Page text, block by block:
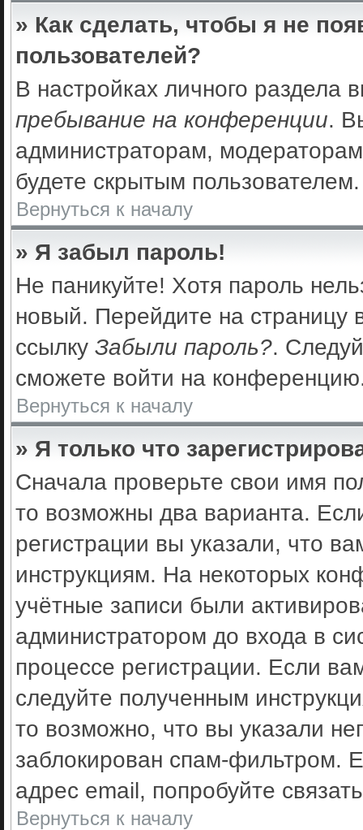
» Как сделать, чтобы я не
пользователей?
В настройках личного раздела
пребывание на конференции.
администраторам,
будете скрытым пользователем.
Вернуться к началу
» Я забыл пароль!
Не паникуйте! Хотя пароль
новый. Перейдите на
ссылку Забыли пароль?.
сможете войти на
Вернуться к началу
» Я только что
Сначала проверьте свои имя
то возможны два варианта.
регистрации вы указали, что
инструкциям. На некоторых
учётные записи были
администратором до входа в
процессе регистрации. Если
следуйте полученным
то возможно, что вы указали
заблокирован спам-фильтром.
адрес email, попробуйте
Вернуться к началу